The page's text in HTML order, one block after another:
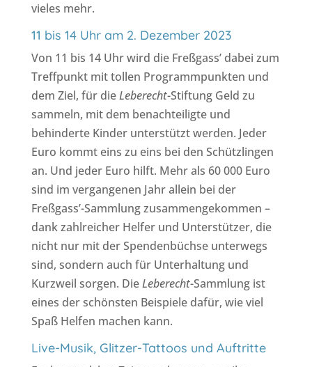
vieles mehr.
11 bis 14 Uhr am 2. Dezember 2023
Von 11 bis 14 Uhr wird die Freßgass’ dabei zum
Treffpunkt mit tollen Programmpunkten und
dem Ziel, für dieLeberecht-Stiftung Geld zu
sammeln, mit dem benachteiligte und
behinderte Kinder unterstützt werden. Jeder
Euro kommt eins zu eins bei den Schützlingen
an. Und jeder Euro hilft. Mehr als 60 000 Euro
sind im vergangenen Jahr allein bei der
Freßgass’-Sammlung zusammengekommen –
dank zahlreicher Helfer und Unterstützer, die
nicht nur mit der Spendenbüchse unterwegs
sind, sondern auch für Unterhaltung und
Kurzweil sorgen. DieLeberecht-Sammlung ist
eines der schönsten Beispiele dafür, wie viel
Spaß Helfen machen kann.
Live-Musik, Glitzer-Tattoos und Auftritte